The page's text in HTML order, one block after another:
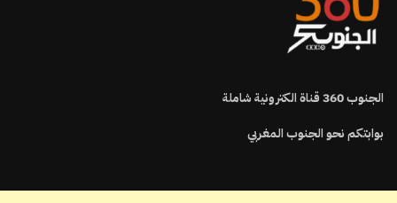
الجنوب360قناة الكترونية شاملة
بوابتكم نحو الجنوب المغربي